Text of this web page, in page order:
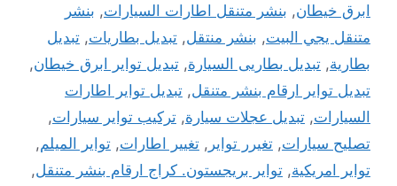
ابرق خيطان, بنشر متنقل اطارات السيارات, بنشر
متنقل يجي البيت, بنشر منتقل, تبديل بطاريات, تبديل
بطارية, تبديل بطاريى السيارة, تبديل تواير ابرق خيطان,
تبديل تواير ارقام بنشر متنقل, تبديل تواير اطارات
السيارات, تبديل عجلات سيارة, تركيب تواير سيارات,
تصليح سيارات, تغيرر تواير , تغيير اطارات, تواير الميلم,
تواير امريكية, تواير بريجستون. كراج ارقام بنشر متنقل,